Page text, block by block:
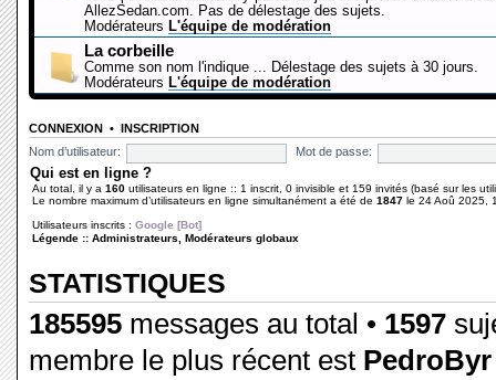
AllezSedan.com. Pas de délestage des sujets.
Modérateurs L'équipe de modération
La corbeille
Comme son nom l'indique ... Délestage des sujets à 30 jours.
Modérateurs L'équipe de modération
CONNEXION • INSCRIPTION
Nom d’utilisateur:
Mot de passe:
Qui est en ligne ?
Au total, il y a 160 utilisateurs en ligne :: 1 inscrit, 0 invisible et 159 invités (basé sur les
Le nombre maximum d’utilisateurs en ligne simultanément a été de 1847 le 24 Aoû 2025,
Utilisateurs inscrits : Google [Bot]
Légende :: Administrateurs Modérateurs globaux
STATISTIQUES
185595 messages au total • 1597
membre le plus récent est PedroByr